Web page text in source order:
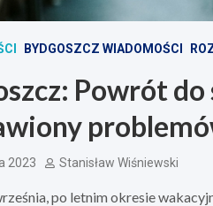
BYDGOSZCZ WIADOMOŚCI
Powrót
2023 Stanisław Wiśniewski
po letnim okresie